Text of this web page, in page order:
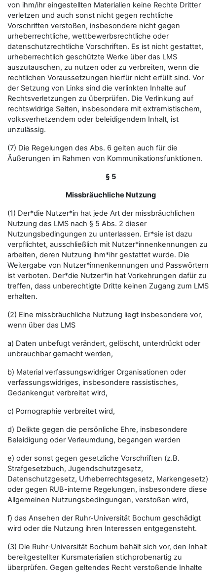
von ihm/ihr eingestellten Materialien keine Rechte Dritter
verletzen und auch sonst nicht gegen rechtliche
Vorschriften verstoßen, insbesondere nicht gegen
urheberrechtliche, wettbewerbsrechtliche oder
datenschutzrechtliche Vorschriften. Es ist nicht gestattet,
urheberrechtlich geschützte Werke über das LMS
auszutauschen, zu nutzen oder zu verbreiten, wenn die
rechtlichen Voraussetzungen hierfür nicht erfüllt sind. Vor
der Setzung von Links sind die verlinkten Inhalte auf
Rechtsverletzungen zu überprüfen. Die Verlinkung auf
rechtswidrige Seiten, insbesondere mit extremistischem,
volksverhetzendem oder beleidigendem Inhalt, ist
unzulässig.
(7) Die Regelungen des Abs. 6 gelten auch für die
Äußerungen im Rahmen von Kommunikationsfunktionen.
§ 5
Missbräuchliche Nutzung
(1) Der*die Nutzer*in hat jede Art der missbräuchlichen
Nutzung des LMS nach § 5 Abs. 2 dieser
Nutzungsbedingungen zu unterlassen. Er*sie ist dazu
verpflichtet, ausschließlich mit Nutzer*innenkennungen zu
arbeiten, deren Nutzung ihm*ihr gestattet wurde. Die
Weitergabe von Nutzer*innenkennungen und Passwörtern
ist verboten. Der*die Nutzer*in hat Vorkehrungen dafür zu
treffen, dass unberechtigte Dritte keinen Zugang zum LMS
erhalten.
(2) Eine missbräuchliche Nutzung liegt insbesondere vor,
wenn über das LMS
a) Daten unbefugt verändert, gelöscht, unterdrückt oder
unbrauchbar gemacht werden,
b) Material verfassungswidriger Organisationen oder
verfassungswidriges, insbesondere rassistisches,
Gedankengut verbreitet wird,
c) Pornographie verbreitet wird,
d) Delikte gegen die persönliche Ehre, insbesondere
Beleidigung oder Verleumdung, begangen werden
e) oder sonst gegen gesetzliche Vorschriften (z.B.
Strafgesetzbuch, Jugendschutzgesetz,
Datenschutzgesetz, Urheberrechtsgesetz, Markengesetz)
oder gegen RUB-interne Regelungen, insbesondere diese
Allgemeinen Nutzungsbedingungen, verstoßen wird,
f) das Ansehen der Ruhr-Universität Bochum geschädigt
wird oder die Nutzung ihren Interessen entgegensteht.
(3) Die Ruhr-Universität Bochum behält sich vor, den Inhalt
bereitgestellter Kursmaterialien stichprobenartig zu
überprüfen. Gegen geltendes Recht verstoßende Inhalte